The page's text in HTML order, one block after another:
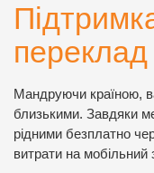
переклад
Мандруючи країною,
близькими. Завдяки
рідними безплатно
витрати на мобільний